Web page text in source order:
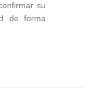
su
de forma